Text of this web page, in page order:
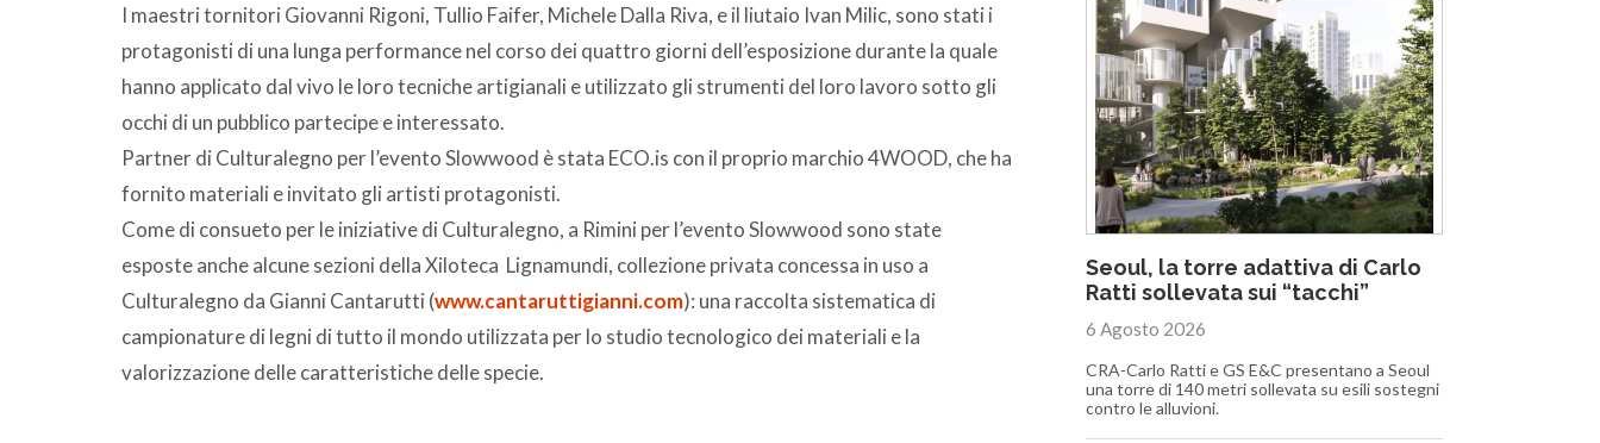
I maestri tornitori Giovanni Rigoni, Tullio Faifer, Michele Dalla Riva, e il liutaio Ivan Milic, sono stati i
protagonisti di una lunga performance nel corso dei quattro giorni dell’esposizione durante la quale
hanno applicato dal vivo le loro tecniche artigianali e utilizzato gli strumenti del loro lavoro sotto gli
occhi di un pubblico partecipe e interessato.
Partner di Culturalegno per l’evento Slowwood è stata ECO.is con il proprio marchio 4WOOD, che ha
fornito materiali e invitato gli artisti protagonisti.
Come di consueto per le iniziative di Culturalegno, a Rimini per l’evento Slowwood sono state
esposte anche alcune sezioni della Xiloteca Lignamundi, collezione privata concessa in uso a
Culturalegno da Gianni Cantarutti (www.cantaruttigianni.com): una raccolta sistematica di
campionature di legni di tutto il mondo utilizzata per lo studio tecnologico dei materiali e la
valorizzazione delle caratteristiche delle specie.
Seoul, la torre adattiva di Carlo
Ratti sollevata sui “tacchi”
6 Agosto 2026
CRA-Carlo Ratti e GS E&C presentano a Seoul
una torre di 140 metri sollevata su esili sostegni
contro le alluvioni.